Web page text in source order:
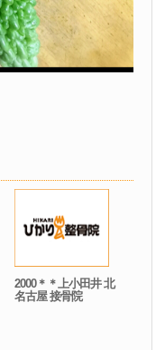
2000＊＊上小田井 北
名古屋 接骨院